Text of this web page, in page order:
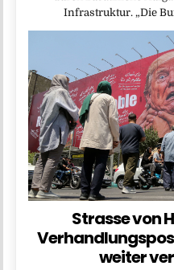
Infrastruktur. „Die
Strasse von
weiter